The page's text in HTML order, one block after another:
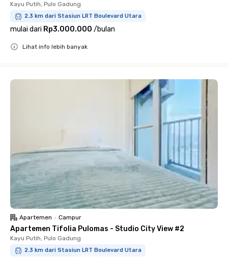
Kayu Putih, Pulo Gadung
2.3 km dari Stasiun LRT Boulevard Utara
mulai dari Rp3.000.000 /bulan
Lihat info lebih banyak
Apartemen • Campur
Apartemen Tifolia Pulomas - Studio City View #2
Kayu Putih, Pulo Gadung
2.3 km dari Stasiun LRT Boulevard Utara